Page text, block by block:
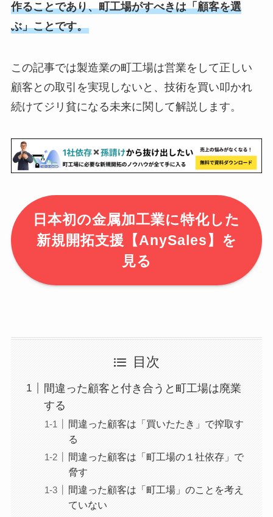
作ることであり、町工場がすべきは「顧客を選
ぶ」ことです。
この記事では製造業の町工場は営業をして正しい
顧客との取引を実現しないと、技術を買い叩かれ
続けてジリ貧になる未来に関して解説します。
日本初の金属加工業に特化した
新規開拓支援【AnySales】を
見る
目次
間違った顧客と付き合うと町工場は廃業
する
間違った顧客は「買いたたき」で搾取す
る
間違った顧客は「町工場の１社依存」で
脅す
間違った顧客は「町工場」のことを考え
ていない